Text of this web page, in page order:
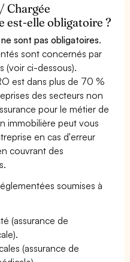
Chargée
est-elle obligatoire ?
ne sont pas obligatoires.
sont concernés par
(voir ci-dessous).
est dans plus de 70 %
des secteurs non
pour le métier de
immobilière peut vous
en cas d'erreur
couvrant des
soumises à
(assurance de
(assurance de